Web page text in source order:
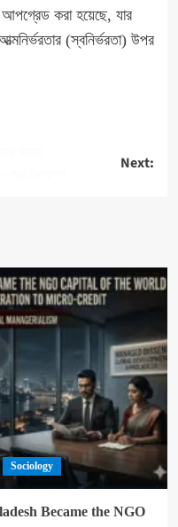
আপগ্রেড করা হয়েছে, যার
(স্বনির্ভরতা) উপর
ভারত
Next:
Sociology
Became the NGO